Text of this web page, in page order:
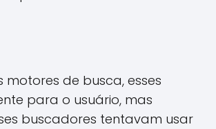
de busca, esses
para o usuário, mas
buscadores tentavam usar